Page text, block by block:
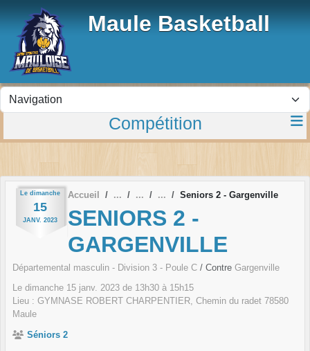
Maule Basketball
Compétition
Le dimanche
15
JANV. 2023
Accueil Seniors 2 - Gargenville
SENIORS 2 -
GARGENVILLE
Départemental masculin - Division 3 - Poule C / Contre Gargenville
Le dimanche 15 janv. 2023 de 13h30 à 15h15
Lieu : GYMNASE ROBERT CHARPENTIER, Chemin du radet 78580
Maule
Séniors 2
Panneau de gestion des cookies